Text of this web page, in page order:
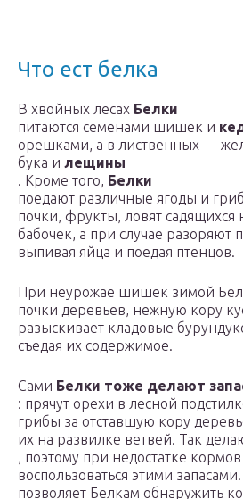
Что ест белка
В хвойных лесах Белки
питаются семенами шишек и
орешками, а в лиственных —
бука и лещины
. Кроме того, Белки
поедают различные ягоды и
почки, фрукты, ловят садящихся
бабочек, а при случае разоряют
выпивая яйца и поедая птенцов.
При неурожае шишек зимой
почки деревьев, нежную кору
разыскивает кладовые
съедая их содержимое.
Сами Белки тоже делают
: прячут орехи в лесной
грибы за отставшую кору
их на развилке ветвей. Так
, поэтому при недостатке
воспользоваться этими
позволяет Белкам обнаружить